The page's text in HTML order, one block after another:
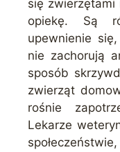
się
opiekę. Są
upewnienie
nie zachorują
sposób
zwierząt
rośnie
Lekarze